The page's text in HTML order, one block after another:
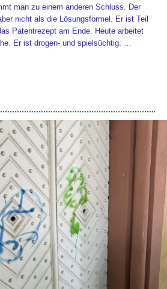
man zu einem anderen Schluss. Der
nicht als die Lösungsformel. Er ist Teil
Patentrezept am Ende. Heute arbeitet
Er ist drogen- und spielsüchtig. …